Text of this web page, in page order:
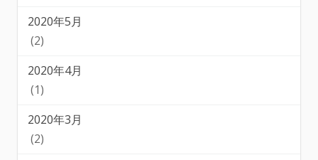
2020年5月
(2)
2020年4月
(1)
2020年3月
(2)